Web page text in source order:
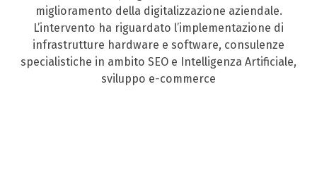
miglioramento della digitalizzazione aziendale.
L’intervento ha riguardato l’implementazione di
infrastrutture hardware e software, consulenze
specialistiche in ambito SEO e Intelligenza Artificiale,
sviluppo e-commerce